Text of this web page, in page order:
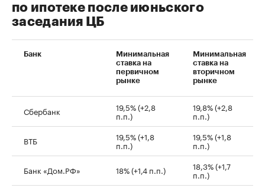
по ипотеке после июньского
заседания ЦБ
Банк
Минимальная
ставка на
первичном
рынке
Минимальная
ставка на
вторичном
рынке
Сбербанк 19,5% (+2,8
п.п.)
19,8% (+2,8
п.п.)
ВТБ 19,5% (+1,8
п.п.)
19,5% (+1,8
п.п.)
Банк «Дом.РФ» 18% (+1,4 п.п.) 18,3% (+1,7
п.п.)